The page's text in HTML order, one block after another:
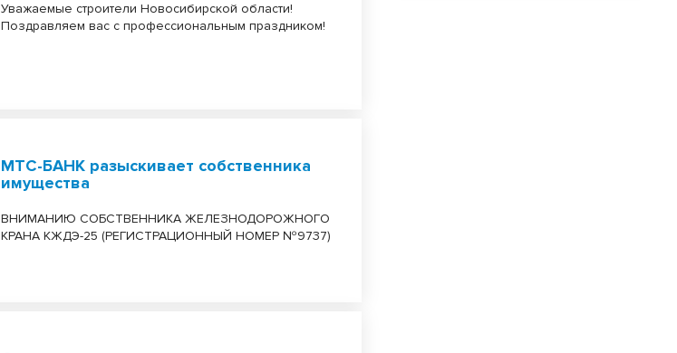
Уважаемые строители Новосибирской области!
Поздравляем вас с профессиональным праздником!
МТС-БАНК разыскивает собственника
имущества
ВНИМАНИЮ СОБСТВЕННИКА ЖЕЛЕЗНОДОРОЖНОГО
КРАНА КЖДЭ-25 (РЕГИСТРАЦИОННЫЙ НОМЕР №9737)